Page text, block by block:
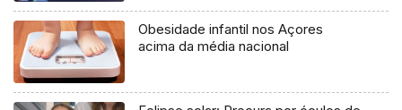
Obesidade infantil nos Açores
acima da média nacional